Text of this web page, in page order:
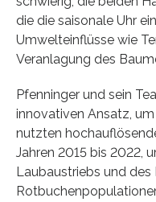
die die saisonale Uhr
Umwelteinflüsse wie
Veranlagung des
Pfenninger und sein
innovativen Ansatz,
nutzten
Jahren 2015 bis 2022,
Laubaustriebs und